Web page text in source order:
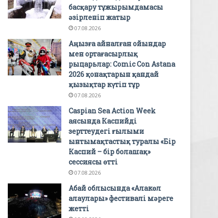
басқару тұжырымдамасы
әзірленіп жатыр
07.08.2026
Аңызға айналған ойындар
мен ортағасырлық
рыцарьлар: Comic Con Astana
2026 қонақтарын қандай
қызықтар күтіп тұр
07.08.2026
Caspian Sea Action Week
аясында Каспийді
зерттеудегі ғылыми
ынтымақтастық туралы «Бір
Каспий – бір болашақ»
сессиясы өтті
07.08.2026
Абай облысында «Алакөл
алаулары» фестивалі мәреге
жетті